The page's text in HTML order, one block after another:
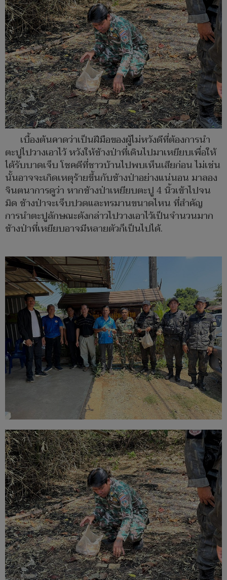
เบื้องต้นคาดว่าเป็นฝีมือของผู้ไม่หวังดีที่ต้องการนำ
ตะปูไปวางเอาไว้ หวังให้ช้างป่าที่เดินไปมาเหยียบเพื่อให้
ได้รับบาดเจ็บ โชคดีที่ชาวบ้านไปพบเห็นเสียก่อน ไม่เช่น
นั้นอาจจะเกิดเหตุร้ายขึ้นกับช้างป่าอย่างแน่นอน มาลอง
จินตนาการดูว่า หากช้างป่าเหยียบตะปู 4 นิ้วเข้าไปจน
มิด ช้างป่าจะเจ็บปวดและทรมานขนาดไหน ที่สำคัญ
การนำตะปูลักษณะดังกล่าวไปวางเอาไว้เป็นจำนวนมาก
ช้างป่าที่เหยียบอาจมีหลายตัวก็เป็นไปได้.